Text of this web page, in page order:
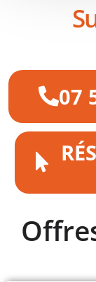
07